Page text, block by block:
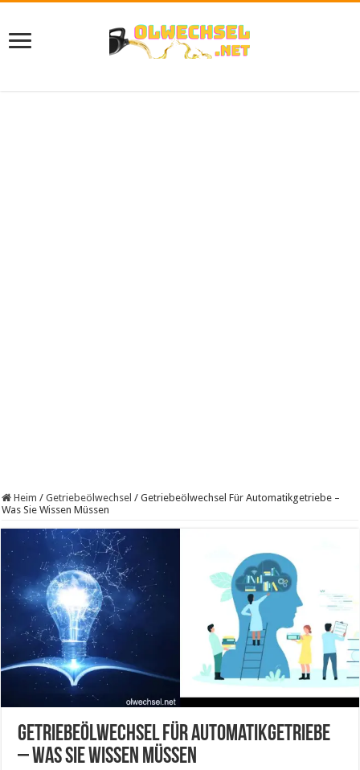
Heim / Getriebeölwechsel / Getriebeölwechsel Für Automatikgetriebe –
Was Sie Wissen Müssen
Getriebeölwechsel Für Automatikgetriebe
– Was Sie Wissen Müssen